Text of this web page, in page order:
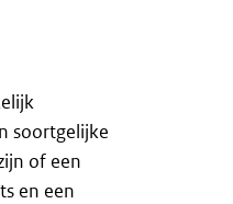
soortgelijke
of een
en een